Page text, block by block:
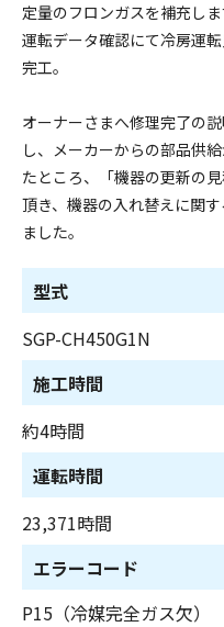
定量のフロンガスを補充しま
運転データ確認にて冷房運
完工。
オーナーさまへ修理完了の
し、メーカーからの部品供
たところ、「機器の更新の
頂き、機器の入れ替えに関
ました。
型式
SGP-CH450G1N
施工時間
約4時間
運転時間
23,371時間
エラーコード
P15（冷媒完全ガス欠）